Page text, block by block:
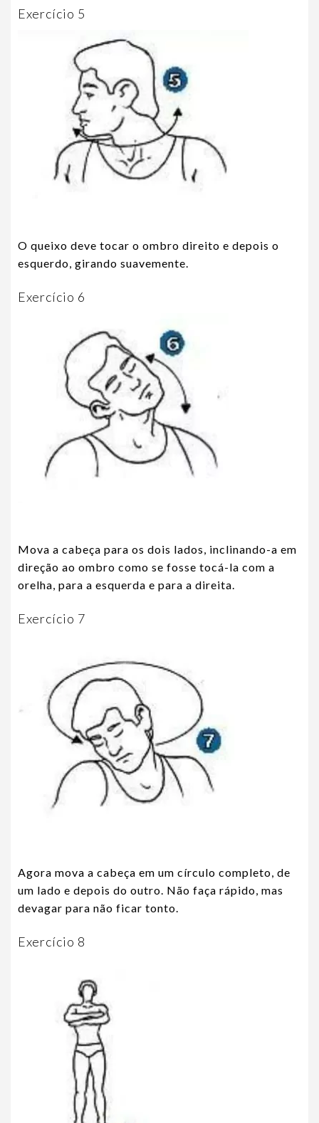
Exercício 5
O queixo deve tocar o ombro direito e depois o
esquerdo, girando suavemente.
Exercício 6
Mova a cabeça para os dois lados, inclinando-a em
direção ao ombro como se fosse tocá-la com a
orelha, para a esquerda e para a direita.
Exercício 7
Agora mova a cabeça em um círculo completo, de
um lado e depois do outro. Não faça rápido, mas
devagar para não ficar tonto.
Exercício 8